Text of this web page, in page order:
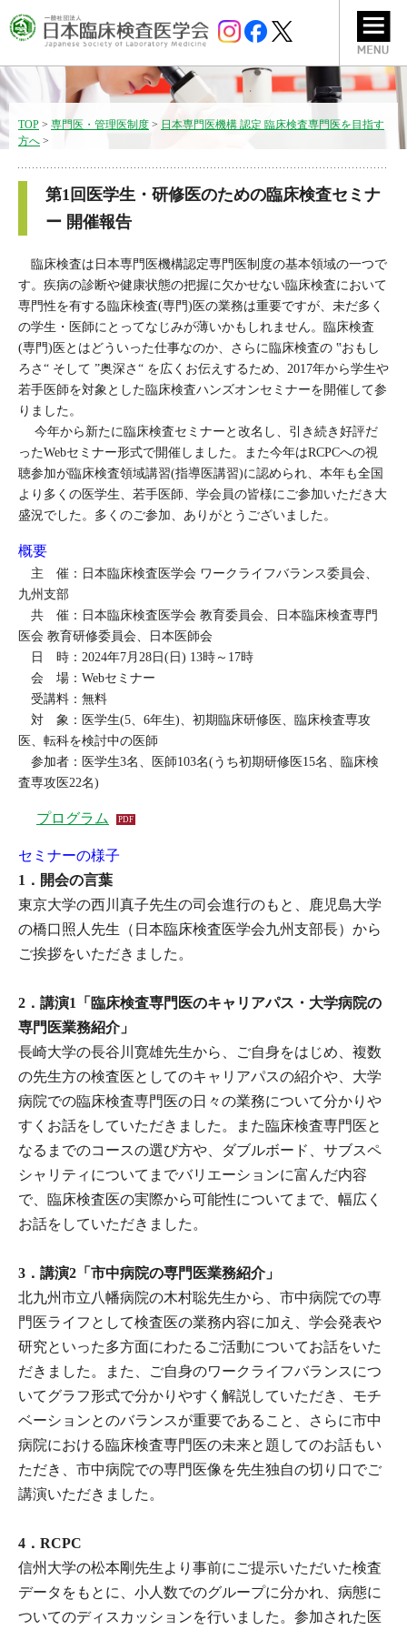
TOP > 専門医・管理医制度 > 日本専門医機構 認定 臨床検査専門医を目指す
方へ >
第1回医学生・研修医のための臨床検査セミナ
ー 開催報告
臨床検査は日本専門医機構認定専門医制度の基本領域の一つで
す。疾病の診断や健康状態の把握に欠かせない臨床検査において
専門性を有する臨床検査(専門)医の業務は重要ですが、未だ多く
の学生・医師にとってなじみが薄いかもしれません。臨床検査
(専門)医とはどういった仕事なのか、さらに臨床検査の ‟おもし
ろさ“ そして ”奥深さ“ を広くお伝えするため、2017年から学生や
若手医師を対象とした臨床検査ハンズオンセミナーを開催して参
りました。
今年から新たに臨床検査セミナーと改名し、引き続き好評だ
ったWebセミナー形式で開催しました。また今年はRCPCへの視
聴参加が臨床検査領域講習(指導医講習)に認められ、本年も全国
より多くの医学生、若手医師、学会員の皆様にご参加いただき大
盛況でした。多くのご参加、ありがとうございました。
概要
主 催：日本臨床検査医学会 ワークライフバランス委員会、
九州支部
共 催：日本臨床検査医学会 教育委員会、日本臨床検査専門
医会 教育研修委員会、日本医師会
日 時：2024年7月28日(日) 13時～17時
会 場：Webセミナー
受講料：無料
対 象：医学生(5、6年生)、初期臨床研修医、臨床検査専攻
医、転科を検討中の医師
参加者：医学生3名、医師103名(うち初期研修医15名、臨床検
査専攻医22名)
プログラム
セミナーの様子
1．開会の言葉
東京大学の西川真子先生の司会進行のもと、鹿児島大学
の橋口照人先生（日本臨床検査医学会九州支部長）から
ご挨拶をいただきました。
2．講演1「臨床検査専門医のキャリアパス・大学病院の
専門医業務紹介」
長崎大学の長谷川寛雄先生から、ご自身をはじめ、複数
の先生方の検査医としてのキャリアパスの紹介や、大学
病院での臨床検査専門医の日々の業務について分かりや
すくお話をしていただきました。また臨床検査専門医と
なるまでのコースの選び方や、ダブルボード、サブスペ
シャリティについてまでバリエーションに富んだ内容
で、臨床検査医の実際から可能性についてまで、幅広く
お話をしていただきました。
3．講演2「市中病院の専門医業務紹介」
北九州市立八幡病院の木村聡先生から、市中病院での専
門医ライフとして検査医の業務内容に加え、学会発表や
研究といった多方面にわたるご活動についてお話をいた
だきました。また、ご自身のワークライフバランスにつ
いてグラフ形式で分かりやすく解説していただき、モチ
ベーションとのバランスが重要であること、さらに市中
病院における臨床検査専門医の未来と題してのお話もい
ただき、市中病院での専門医像を先生独自の切り口でご
講演いただきました。
4．RCPC
信州大学の松本剛先生より事前にご提示いただいた検査
データをもとに、小人数でのグループに分かれ、病態に
ついてのディスカッションを行いました。参加された医